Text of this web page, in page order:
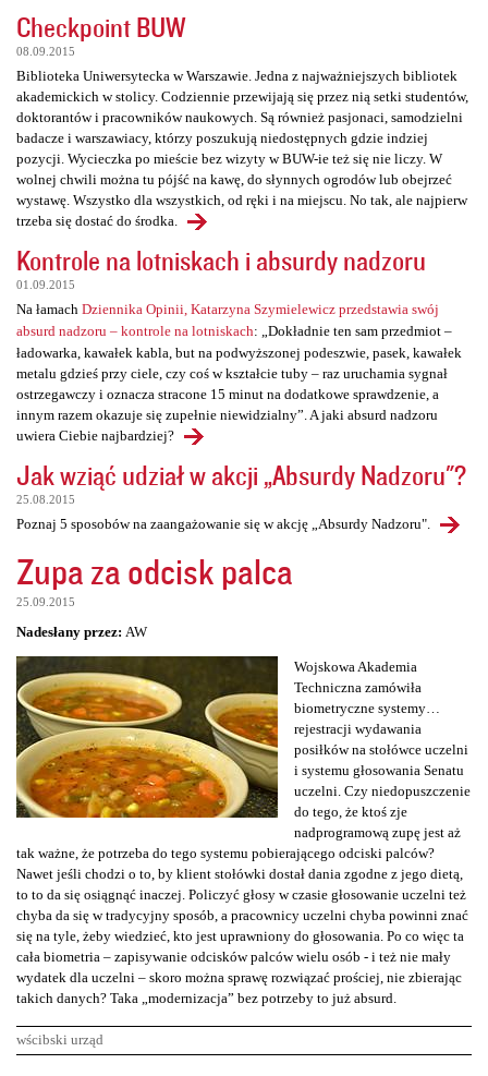
Checkpoint BUW
08.09.2015
Biblioteka Uniwersytecka w Warszawie. Jedna z najważniejszych bibliotek
akademickich w stolicy. Codziennie przewijają się przez nią setki studentów,
doktorantów i pracowników naukowych. Są również pasjonaci, samodzielni
badacze i warszawiacy, którzy poszukują niedostępnych gdzie indziej
pozycji. Wycieczka po mieście bez wizyty w BUW-ie też się nie liczy. W
wolnej chwili można tu pójść na kawę, do słynnych ogrodów lub obejrzeć
wystawę. Wszystko dla wszystkich, od ręki i na miejscu. No tak, ale najpierw
trzeba się dostać do środka.
Kontrole na lotniskach i absurdy nadzoru
01.09.2015
Na łamach Dziennika Opinii, Katarzyna Szymielewicz przedstawia swój
absurd nadzoru – kontrole na lotniskach: „Dokładnie ten sam przedmiot –
ładowarka, kawałek kabla, but na podwyższonej podeszwie, pasek, kawałek
metalu gdzieś przy ciele, czy coś w kształcie tuby – raz uruchamia sygnał
ostrzegawczy i oznacza stracone 15 minut na dodatkowe sprawdzenie, a
innym razem okazuje się zupełnie niewidzialny”. A jaki absurd nadzoru
uwiera Ciebie najbardziej?
Jak wziąć udział w akcji „Absurdy Nadzoru"?
25.08.2015
Poznaj 5 sposobów na zaangażowanie się w akcję „Absurdy Nadzoru".
Zupa za odcisk palca
25.09.2015
Nadesłany przez: AW
Wojskowa Akademia
Techniczna zamówiła
biometryczne systemy…
rejestracji wydawania
posiłków na stołówce uczelni
i systemu głosowania Senatu
uczelni. Czy niedopuszczenie
do tego, że ktoś zje
nadprogramową zupę jest aż
tak ważne, że potrzeba do tego systemu pobierającego odciski palców?
Nawet jeśli chodzi o to, by klient stołówki dostał dania zgodne z jego dietą,
to to da się osiągnąć inaczej. Policzyć głosy w czasie głosowanie uczelni też
chyba da się w tradycyjny sposób, a pracownicy uczelni chyba powinni znać
się na tyle, żeby wiedzieć, kto jest uprawniony do głosowania. Po co więc ta
cała biometria – zapisywanie odcisków palców wielu osób - i też nie mały
wydatek dla uczelni – skoro można sprawę rozwiązać prościej, nie zbierając
takich danych? Taka „modernizacja” bez potrzeby to już absurd.
wścibski urząd